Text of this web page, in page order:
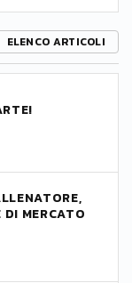
ELENCO ARTICOLI
DI MERCATO